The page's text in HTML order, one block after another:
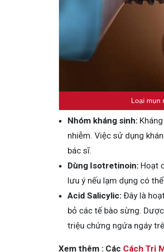
Loại mụn
Nhóm kháng sinh:
nhiễm. Việc sử dụng
bác sĩ.
Dùng Isotretinoin: Hoạt
lưu ý nếu lạm dụng có
Acid Salicylic: Đây là
bỏ các tế bào sừng.
triệu chứng ngứa ngáy
Xem thêm : Các Cách Trị